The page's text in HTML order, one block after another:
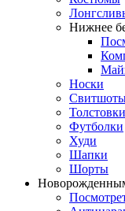
Нижнее
Носки
Толстовки
Футболки
Худи
Шапки
Шорты